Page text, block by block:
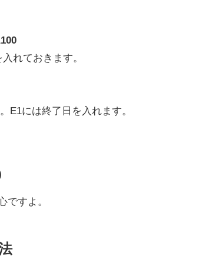
れておきます。
E1には終了日を入れます。
ですよ。